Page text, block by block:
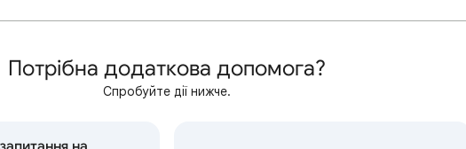
Потрібна додаткова допомога?
Спробуйте дії нижче.